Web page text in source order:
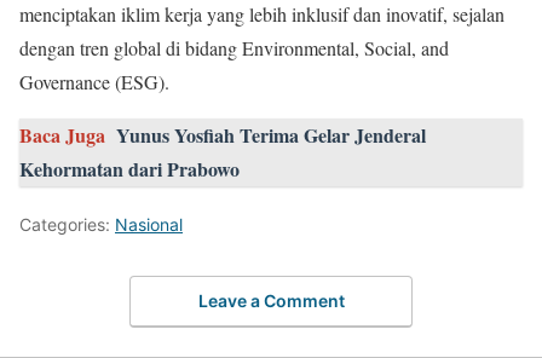
menciptakan iklim kerja yang lebih inklusif dan inovatif, sejalan
dengan tren global di bidang Environmental, Social, and
Governance (ESG).
Baca Juga Yunus Yosfiah Terima Gelar Jenderal
Kehormatan dari Prabowo
Categories: Nasional
Leave a Comment